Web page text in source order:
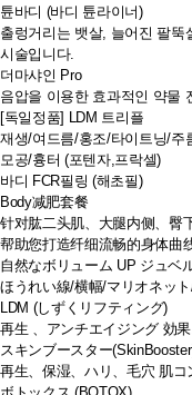
튠바디 (바디 튠라이너)
출렁거리는 뱃살, 늘어진 팔뚝
시술입니다.
더마샤인 Pro
음압을 이용한 효과적인 약물
[독일정품] LDM 트리플
재생/여드름/홍조/타이트닝/주
모공/흉터 (포텐자,프락셀)
바디 FCR필링 (해초필)
Body减肥套餐
针对肱二头肌、大腿内侧、臀
帮助您打造纤细流畅的身体曲
自然なボリューム UP ジュベ
ほうれい線/横幅/マリオネッ
LDM (しずくリフティング)
再生 、アンチエイジング 効
スキンブースター
再生、保湿、ハリ、毛穴 肌